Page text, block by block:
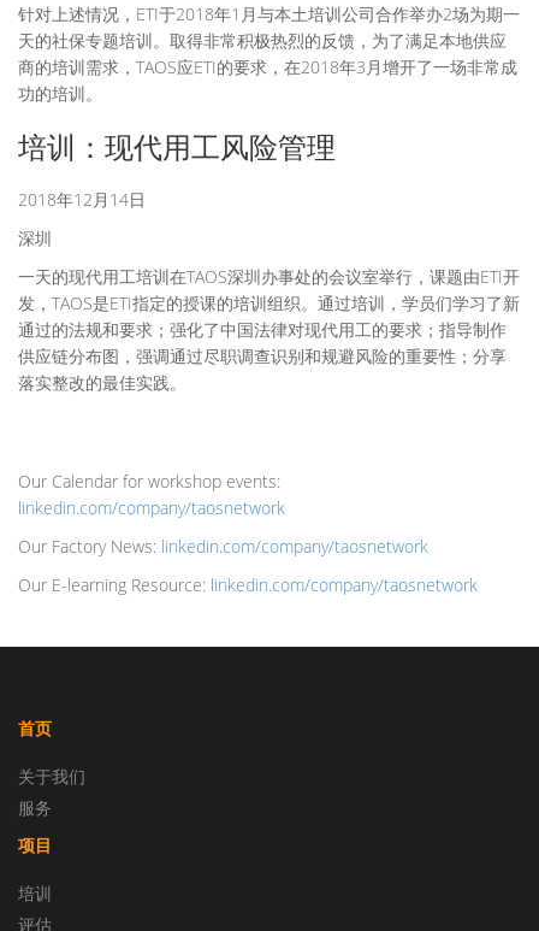
针对上述情况，ETI于2018年1月与本土培训公司合作举办2场为期一
天的社保专题培训。取得非常积极热烈的反馈，为了满足本地供应
商的培训需求，TAOS应ETI的要求，在2018年3月增开了一场非常成
功的培训。
培训：现代用工风险管理
2018年12月14日
深圳
一天的现代用工培训在TAOS深圳办事处的会议室举行，课题由ETI开
发，TAOS是ETI指定的授课的培训组织。通过培训，学员们学习了新
通过的法规和要求；强化了中国法律对现代用工的要求；指导制作
供应链分布图，强调通过尽职调查识别和规避风险的重要性；分享
落实整改的最佳实践。
Our Calendar for workshop events:
linkedin.com/company/taosnetwork
Our Factory News: linkedin.com/company/taosnetwork
Our E-learning Resource: linkedin.com/company/taosnetwork
首页
关于我们
服务
项目
培训
评估